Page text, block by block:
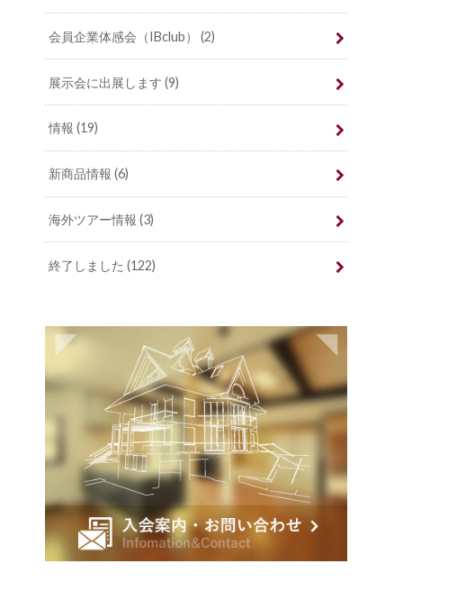
会員企業体感会（IBclub）(2)
展示会に出展します(9)
情報(19)
新商品情報(6)
海外ツアー情報(3)
終了しました(122)